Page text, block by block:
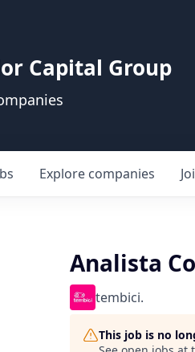
Capital Group
Explore companies
Analista
tembici.
This job is no